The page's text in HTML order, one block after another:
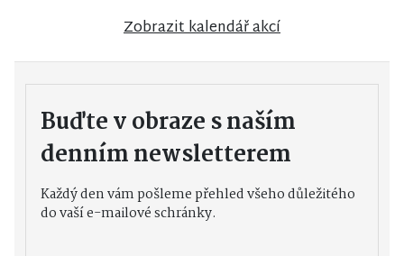
Zobrazit kalendář akcí
Buďte v obraze s naším
denním newsletterem
Každý den vám pošleme přehled všeho důležitého
do vaší e-mailové schránky.